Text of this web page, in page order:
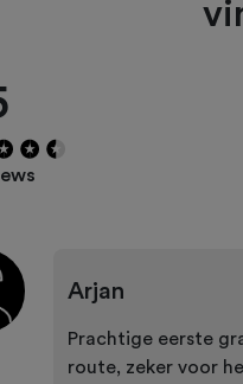
Arjan
Prachtige eerste
route, zeker voor